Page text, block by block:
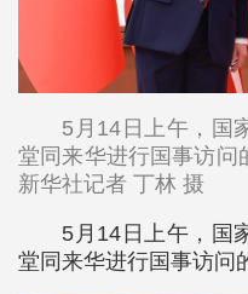
5月14日上午，国
堂同来华进行国事访问
新华社记者 丁林 摄
5月14日上午，国
堂同来华进行国事访问